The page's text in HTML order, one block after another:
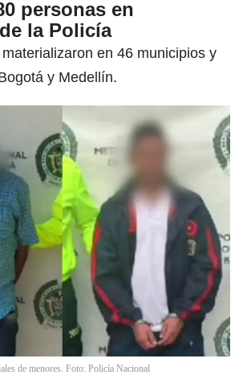
personas en
la Policía
en 46 municipios y
y Medellín.
de menores. Foto: Policía Nacional